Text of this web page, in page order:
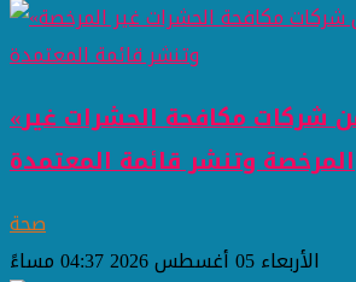
«الصحة» تحذر من شركات مكافحة الحشرات غير
المرخصة وتنشر قائمة المعتمدة
صحة
الأربعاء 05 أغسطس 2026 04:37 مساءً